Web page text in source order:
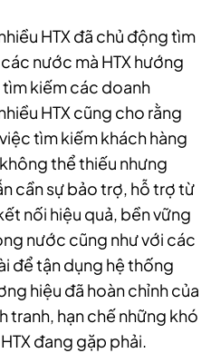
HTX đã chủ động tìm
nước mà HTX hướng
kiếm các doanh
HTX cũng cho rằng
tìm kiếm khách hàng
thể thiếu nhưng
cần sự bảo trợ, hỗ trợ từ
nối hiệu quả, bền vững
nước cũng như với các
để tận dụng hệ thống
hiệu đã hoàn chỉnh của
tranh, hạn chế những khó
đang gặp phải.